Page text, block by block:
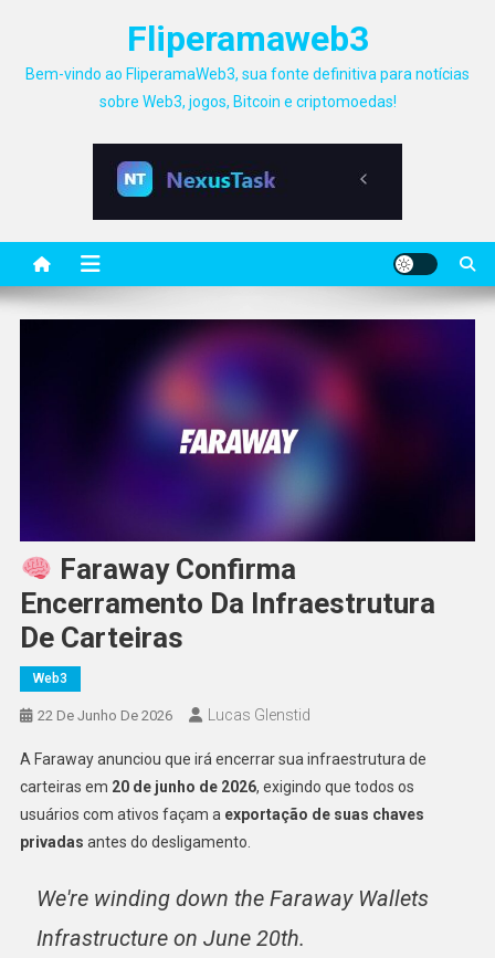
Fliperamaweb3
Bem-vindo ao FliperamaWeb3, sua fonte definitiva para notícias
sobre Web3, jogos, Bitcoin e criptomoedas!
Faraway Confirma
Encerramento Da Infraestrutura
De Carteiras
Web3
22 De Junho De 2026 Lucas Glenstid
A Faraway anunciou que irá encerrar sua infraestrutura de
carteiras em 20 de junho de 2026, exigindo que todos os
usuários com ativos façam a exportação de suas chaves
privadas antes do desligamento.
We're winding down the Faraway Wallets
Infrastructure on June 20th.